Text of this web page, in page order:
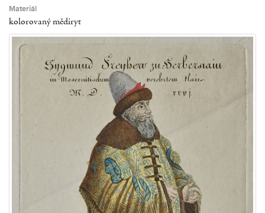
Materiál
kolorovaný mědiryt